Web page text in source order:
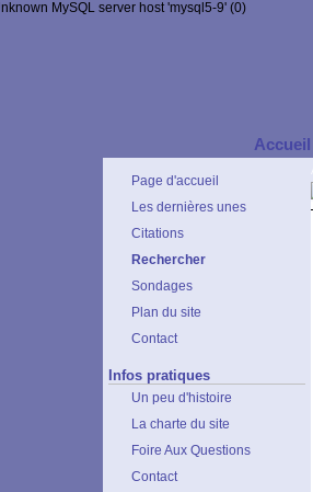
MySQL server host 'mysql5-9' (0)
Accueil
Page d'accueil
Les dernières unes
Citations
Rechercher
Sondages
Plan du site
Contact
Infos pratiques
Un peu d'histoire
La charte du site
Foire Aux Questions
Contact